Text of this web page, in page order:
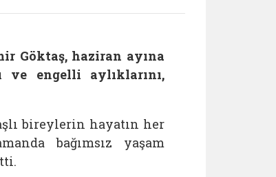
Göktaş, haziran ayına
engelli aylıklarını,
bireylerin hayatın her
bağımsız yaşam